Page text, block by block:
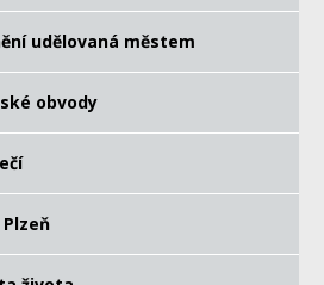
udělovaná městem
obvody